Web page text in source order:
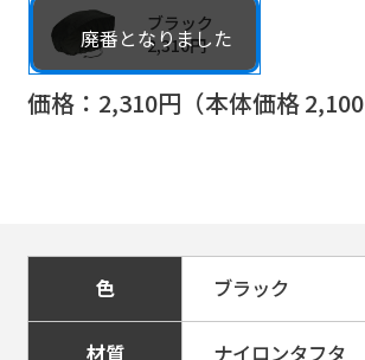
ブラック
2,310円
価格： 2,310円（本体価格2,100
色 ブラック
材質 ナイロンタフタ